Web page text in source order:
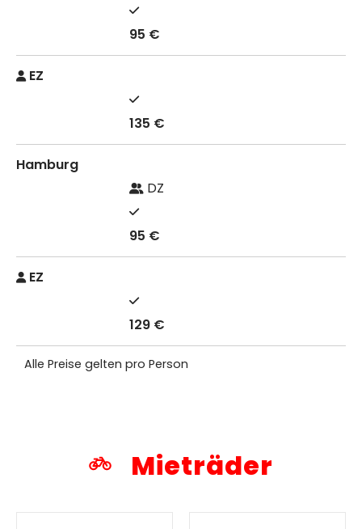
95 €
EZ
135 €
Hamburg
DZ
95 €
EZ
129 €
Alle Preise gelten pro Person
Mieträder